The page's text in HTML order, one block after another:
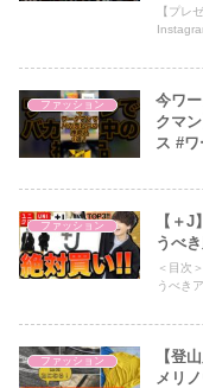
【プレ
ファッション
今ワ
クマ
ス #
ファッション
【＋
うべ
＜目次
うべき
ファッション
【登
メリ